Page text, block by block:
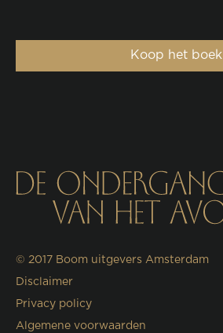
Koop het boek
© 2017 Boom uitgevers Amsterdam
Disclaimer
Privacy policy
Algemene voorwaarden